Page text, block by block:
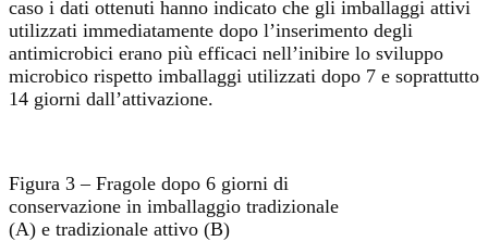
caso i dati ottenuti hanno indicato che gli imballaggi attivi
utilizzati immediatamente dopo l’inserimento degli
antimicrobici erano più efficaci nell’inibire lo sviluppo
microbico rispetto imballaggi utilizzati dopo 7 e soprattutto
14 giorni dall’attivazione.
Figura 3 – Fragole dopo 6 giorni di
conservazione in imballaggio tradizionale
(A) e tradizionale attivo (B)